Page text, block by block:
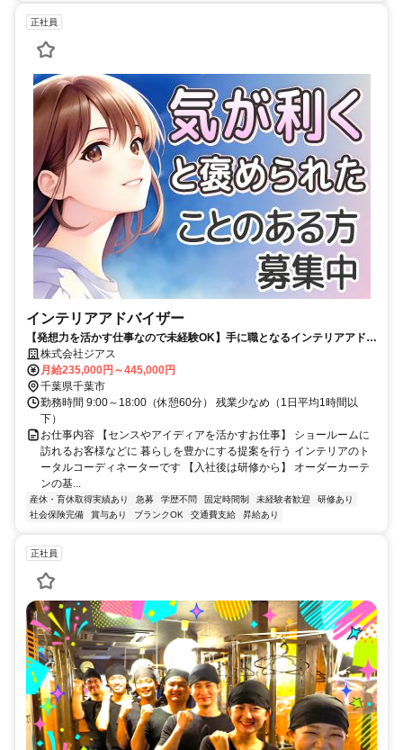
正社員
インテリアアドバイザー
【発想力を活かす仕事なので未経験OK】手に職となるインテリアアドバ
イザー
株式会社ジアス
月給235,000円～445,000円
千葉県千葉市
勤務時間 9:00～18:00（休憩60分） 残業少なめ（1日平均1時間以
下）
お仕事内容 【センスやアイディアを活かすお仕事】 ショールームに
訪れるお客様などに 暮らしを豊かにする提案を行う インテリアのト
ータルコーディネーターです 【入社後は研修から】 オーダーカーテ
ンの基...
産休・育休取得実績あり 急募 学歴不問 固定時間制 未経験者歓迎
研修あり
社会保険完備
賞与あり ブランクOK 交通費支給 昇給あり
正社員